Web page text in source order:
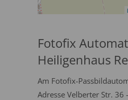
Fotofix Automat
Heiligenhaus
Am Fotofix-
Adresse Velberter Str. 36